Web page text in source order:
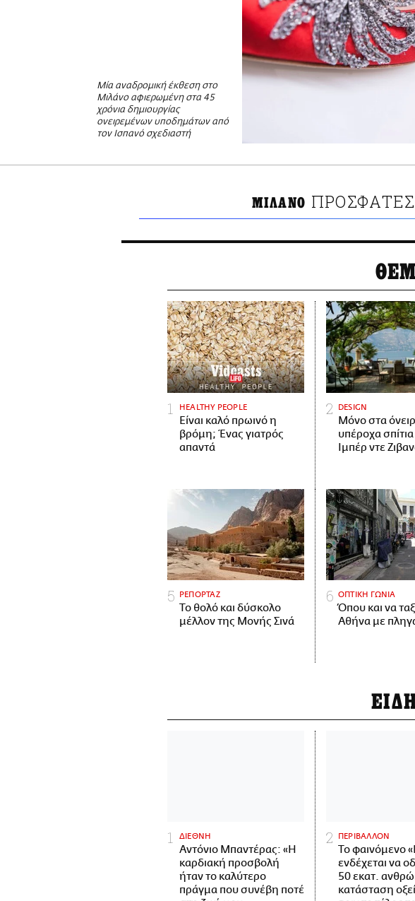
Μία αναδρομική έκθεση στο
Μιλάνο αφιερωμένη στα 45
χρόνια δημιουργίας
ονειρεμένων υποδημάτων από
τον Ισπανό σχεδιαστή
MΙΛΑΝΟ ΠΡΟΣΦΑΤΕΣ
HEALTHY PEOPLE
Είναι καλό πρωινό η
βρόμη; Ένας γιατρός
απαντά
DESIGN
Μόνο στα
υπέροχα
Ιμπέρ ντε
ΡΕΠΟΡΤΑΖ
Το θολό και δύσκολο
μέλλον της Μονής Σινά
ΟΠΤΙΚΗ ΓΩΝΙΑ
Όπου και να
Αθήνα με
ΔΙΕΘΝΗ
Αντόνιο Μπαντέρας: «Η
καρδιακή προσβολή
ήταν το καλύτερο
πράγμα που συνέβη ποτέ
ΠΕΡΙΒΑΛΛΟΝ
Το φαινόμενο
ενδέχεται να
50 εκατ.
κατάσταση